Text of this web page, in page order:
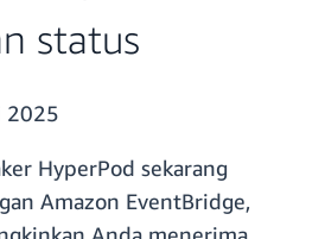
status
2025
HyperPod sekarang
Amazon EventBridge,